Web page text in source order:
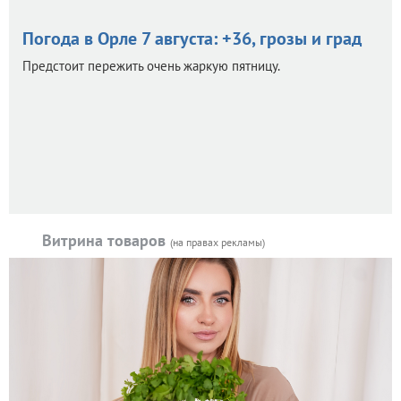
Погода в Орле 7 августа: +36, грозы и град
Предстоит пережить очень жаркую пятницу.
Витрина товаров (на правах рекламы)